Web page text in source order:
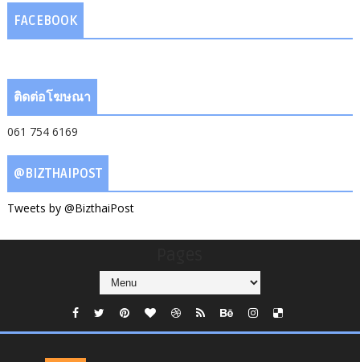
FACEBOOK
ติดต่อโฆษณา
061 754 6169
@BIZTHAIPOST
Tweets by @BizthaiPost